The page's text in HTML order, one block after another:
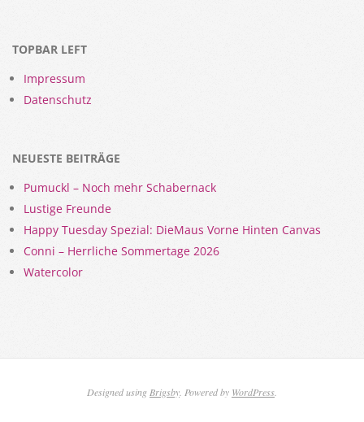
TOPBAR LEFT
Impressum
Datenschutz
NEUESTE BEITRÄGE
Pumuckl – Noch mehr Schabernack
Lustige Freunde
Happy Tuesday Spezial: DieMaus Vorne Hinten Canvas
Conni – Herrliche Sommertage 2026
Watercolor
Designed using Brigsby . Powered by WordPress